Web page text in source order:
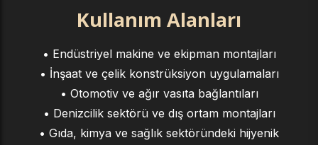
Kullanım Alanları
• Endüstriyel makine ve ekipman montajları
• İnşaat ve çelik konstrüksiyon uygulamaları
• Otomotiv ve ağır vasıta bağlantıları
• Denizcilik sektörü ve dış ortam montajları
• Gıda, kimya ve sağlık sektöründeki hijyenik